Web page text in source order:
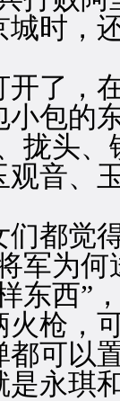
时，
了，在
包的
头、
音、
都觉得
军为何
西”，
枪，
可以
永琪